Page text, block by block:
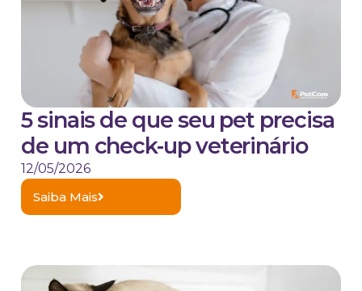
5 sinais de que seu pet precisa
de um check-up veterinário
12/05/2026
Saiba Mais